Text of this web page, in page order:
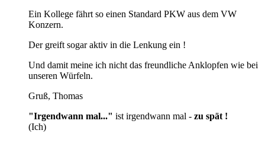
Ein Kollege fährt so einen Standard PKW aus dem VW
Konzern.
Der greift sogar aktiv in die Lenkung ein !
Und damit meine ich nicht das freundliche Anklopfen wie bei
unseren Würfeln.
Gruß, Thomas
"Irgendwann mal..." ist irgendwann mal - zu spät !
(Ich)